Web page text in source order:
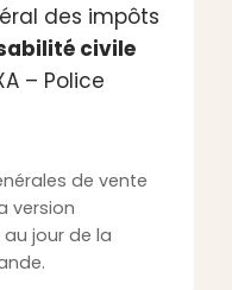
des impôts
civile
– Police
de vente
version
jour de la